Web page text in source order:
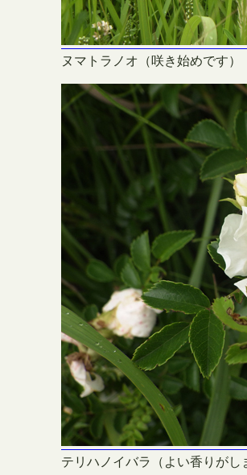
ヌマトラノオ（咲き始めです）
テリハノイバラ（よい香りがし